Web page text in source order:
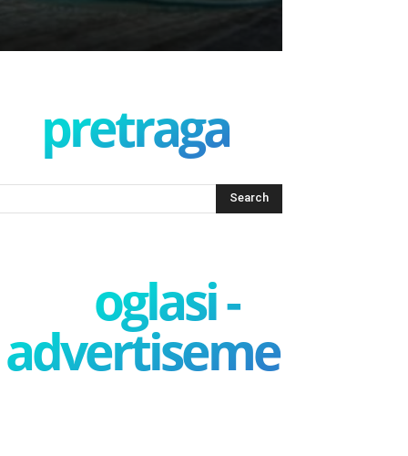
pretraga
oglasi -
advertisement